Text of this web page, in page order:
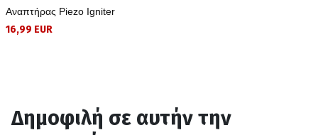
Αναπτήρας Piezo Igniter
16,99 EUR
Δημοφιλή σε αυτήν την